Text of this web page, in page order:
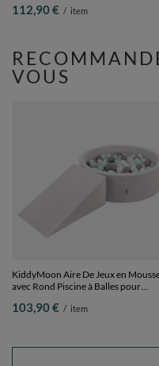
poudré, Piscine (100 Balles)+ Pente
112,90 € / item
VOUS
KiddyMoon Aire De Jeux en
avec Rond Piscine à Balles pour
Piscine (100 Balles)+ Pente
103,90 € / item